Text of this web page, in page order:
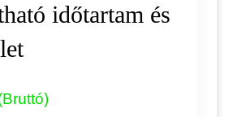
időtartam és